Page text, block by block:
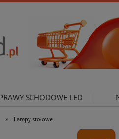
SCHODOWE LED
» Lampy stołowe